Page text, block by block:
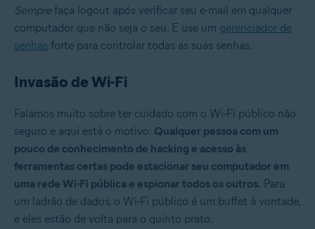
Semprefaça logout após verificar seu e-mail em qualquer
computador que não seja o seu. E use um gerenciador de
senhas forte para controlar todas as suas senhas.
Invasão de Wi-Fi
Falamos muito sobre ter cuidado com o Wi-Fi público não
seguro e aqui está o motivo: Qualquer pessoa com um
pouco de conhecimento de hacking e acesso às
ferramentas certas pode estacionar seu computador em
uma rede Wi-Fi pública e espionar todos os outros. Para
um ladrão de dados, o Wi-Fi público é um buffet à vontade,
e eles estão de volta para o quinto prato.